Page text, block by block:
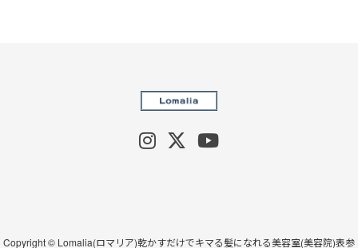
Copyright © Lomalia(ロマリア)乾かすだけでキマる髪になれる美容室(美容院)表参